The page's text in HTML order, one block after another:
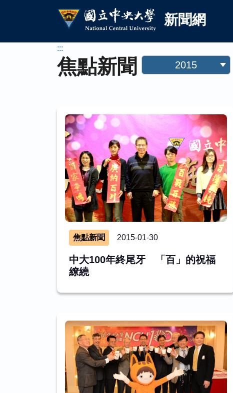
國立中央大學新聞網新聞網
:::
焦點新聞 2015
焦點新聞 2015-01-30
中大100年終尾牙 「百」的祝福
繚繞